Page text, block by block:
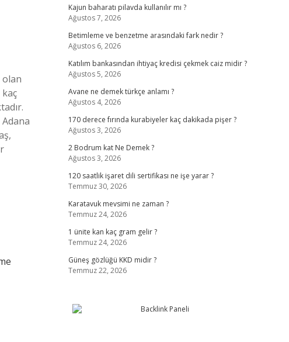
olan
Adana
Kajun baharatı pilavda kullanılır mı ?
Ağustos 7, 2026
Betimleme ve benzetme arasındaki fark nedir ?
Ağustos 6, 2026
Katılım bankasından ihtiyaç kredisi çekmek caiz midir ?
Ağustos 5, 2026
Avane ne demek türkçe anlamı ?
Ağustos 4, 2026
170 derece fırında kurabiyeler kaç dakikada pişer ?
Ağustos 3, 2026
2 Bodrum kat Ne Demek ?
Ağustos 3, 2026
120 saatlik işaret dili sertifikası ne işe yarar ?
Temmuz 30, 2026
Karatavuk mevsimi ne zaman ?
Temmuz 24, 2026
1 ünite kan kaç gram gelir ?
Temmuz 24, 2026
Güneş gözlüğü KKD midir ?
Temmuz 22, 2026